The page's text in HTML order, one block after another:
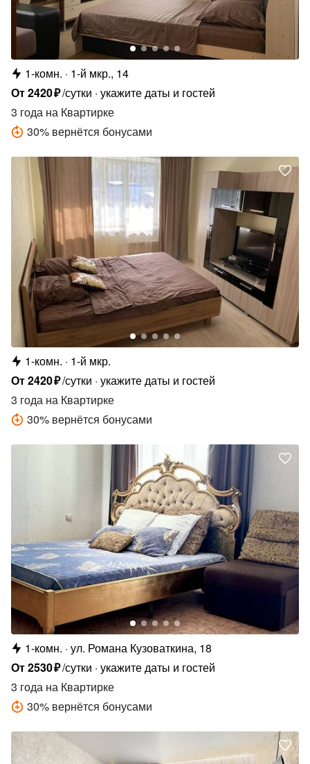
1-комн.
1-й мкр., 14
От2420₽/сутки укажите даты и гостей
3 года на Квартирке
30% вернётся бонусами
1-комн.
1-й мкр.
От2420₽/сутки укажите даты и гостей
3 года на Квартирке
30% вернётся бонусами
1-комн. ул. Романа Кузоваткина, 18
От2530₽/сутки укажите даты и гостей
3 года на Квартирке
30% вернётся бонусами